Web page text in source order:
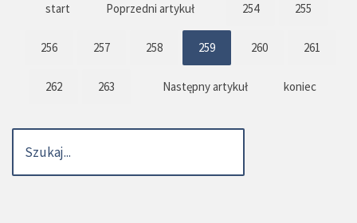
start Poprzedni artykuł 254 255
256 257 258 259 260 261
262 263 Następny artykuł koniec